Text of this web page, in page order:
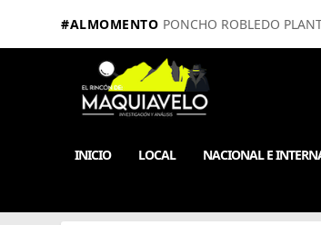
#ALMOMENTO PONCHO ROBLEDO
INICIO LOCAL NACIONAL E